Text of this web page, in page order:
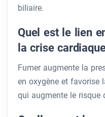
biliaire.
Quel est le lien
la crise
Fumer augmente la
en oxygène et favorise
qui augmente le risque